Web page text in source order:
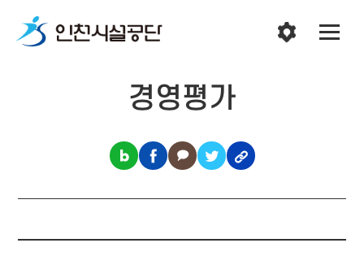
경영평가